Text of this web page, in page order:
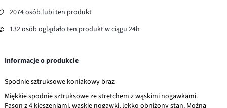
2074 osób lubi ten produkt
132 osób oglądało ten produkt w ciągu 24h
Informacje o produkcie
Spodnie sztruksowe koniakowy brąz
Miękkie spodnie sztruksowe ze stretchem z wąskimi nogawkami.
Fason z 4 kieszeniami, wąskie nogawki, lekko obniżony stan. Można